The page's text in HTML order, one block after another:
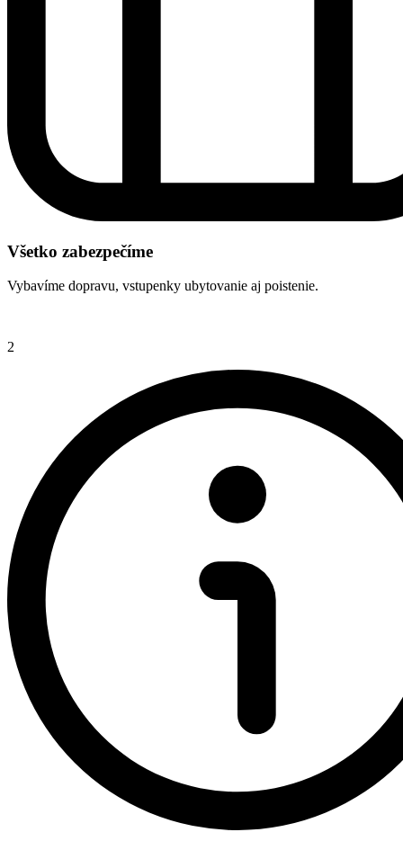
Všetko zabezpečíme
Vybavíme dopravu, vstupenky ubytovanie aj poistenie.
2